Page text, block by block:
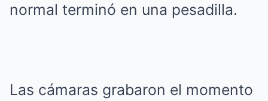
normal terminó en una pesadilla.
Las cámaras grabaron el momento